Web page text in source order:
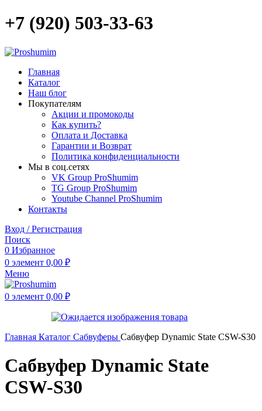
+7 (920) 503-33-63
Главная
Каталог
Наш блог
Покупателям
Акции и промокоды
Как купить?
Оплата и Доставка
Гарантии и Возврат
Политика конфиденциальности
Мы в соц.сетях
VK Group ProShumim
TG Group ProShumim
Youtube Channel ProShumim
Контакты
Вход / Регистрация
Поиск
0 Избранное
0 элемент 0,00 ₽
Меню
0 элемент 0,00 ₽
Главная Каталог Сабвуферы Сабвуфер Dynamic State CSW-S30
Сабвуфер Dynamic State
CSW-S30